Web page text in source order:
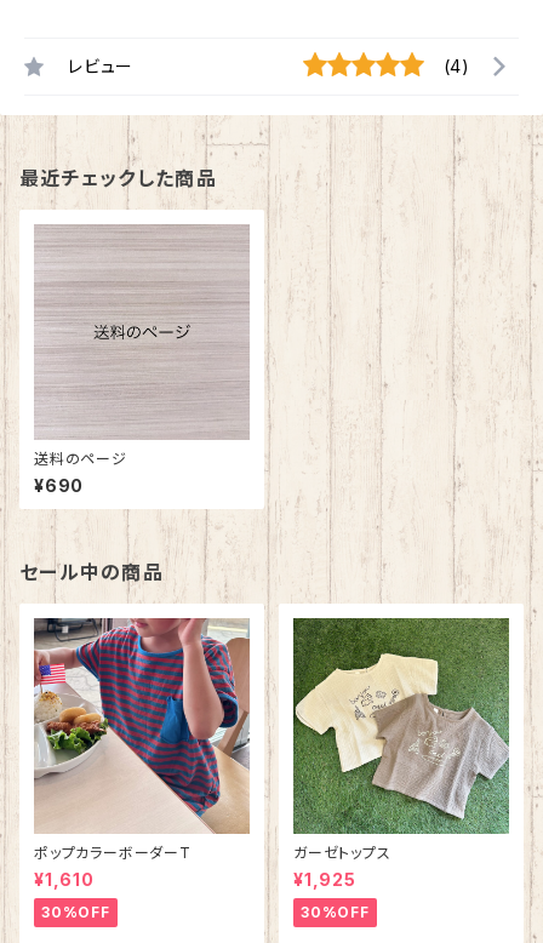
レビュー (4)
最近チェックした商品
送料のページ
¥690
セール中の商品
ポップカラーボーダーT
¥1,610
30%OFF
ガーゼトップス
¥1,925
30%OFF